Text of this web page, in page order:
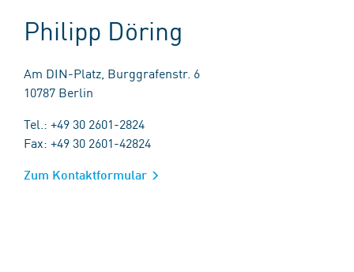
Philipp Döring
Am DIN-Platz, Burggrafenstr. 6
10787 Berlin
Tel.: +49 30 2601-2824
Fax: +49 30 2601-42824
Zum Kontaktformular